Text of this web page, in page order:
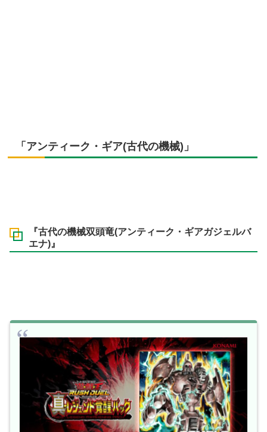
「アンティーク・ギア(古代の機械)」
『古代の機械双頭竜(アンティーク・ギアガジェルバ
エナ)』